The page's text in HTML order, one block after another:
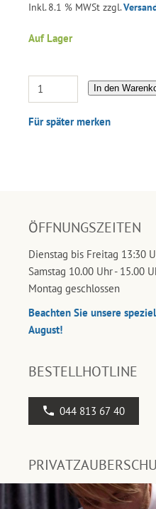
Inkl. 8.1 % MWSt zzgl.
Auf Lager
In den
Für später merken
ÖFFNUNGSZEITEN
Dienstag bis Freitag 13:30
Samstag 10.00 Uhr - 15.00
Montag geschlossen
Beachten Sie unsere
August!
BESTELLHOTLINE
044 813 67 40